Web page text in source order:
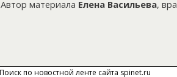
Автор материала Елена Васильева,